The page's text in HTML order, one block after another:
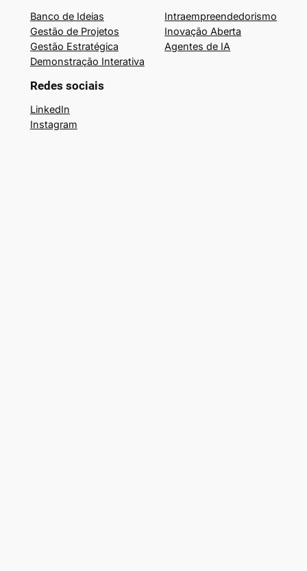
Banco de Ideias
Gestão de Projetos
Gestão Estratégica
Demonstração Interativa
Intraempreendedorismo
Inovação Aberta
Agentes de IA
Redes sociais
LinkedIn
Instagram